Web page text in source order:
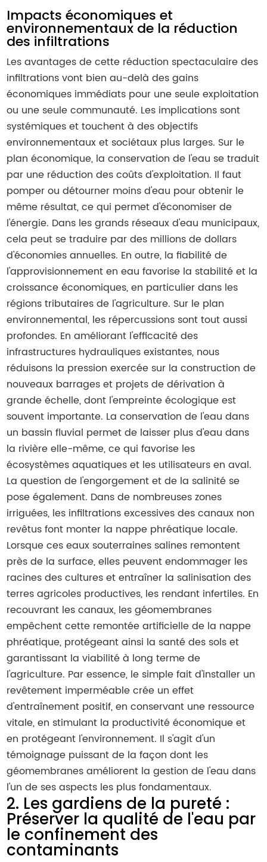
Impacts économiques et
environnementaux de la réduction
des infiltrations
Les avantages de cette réduction spectaculaire des
infiltrations vont bien au-delà des gains
économiques immédiats pour une seule exploitation
ou une seule communauté. Les implications sont
systémiques et touchent à des objectifs
environnementaux et sociétaux plus larges. Sur le
plan économique, la conservation de l'eau se traduit
par une réduction des coûts d'exploitation. Il faut
pomper ou détourner moins d'eau pour obtenir le
même résultat, ce qui permet d'économiser de
l'énergie. Dans les grands réseaux d'eau municipaux,
cela peut se traduire par des millions de dollars
d'économies annuelles. En outre, la fiabilité de
l'approvisionnement en eau favorise la stabilité et la
croissance économiques, en particulier dans les
régions tributaires de l'agriculture. Sur le plan
environnemental, les répercussions sont tout aussi
profondes. En améliorant l'efficacité des
infrastructures hydrauliques existantes, nous
réduisons la pression exercée sur la construction de
nouveaux barrages et projets de dérivation à
grande échelle, dont l'empreinte écologique est
souvent importante. La conservation de l'eau dans
un bassin fluvial permet de laisser plus d'eau dans
la rivière elle-même, ce qui favorise les
écosystèmes aquatiques et les utilisateurs en aval.
La question de l'engorgement et de la salinité se
pose également. Dans de nombreuses zones
irriguées, les infiltrations excessives des canaux non
revêtus font monter la nappe phréatique locale.
Lorsque ces eaux souterraines salines remontent
près de la surface, elles peuvent endommager les
racines des cultures et entraîner la salinisation des
terres agricoles productives, les rendant infertiles. En
recouvrant les canaux, les géomembranes
empêchent cette remontée artificielle de la nappe
phréatique, protégeant ainsi la santé des sols et
garantissant la viabilité à long terme de
l'agriculture. Par essence, le simple fait d'installer un
revêtement imperméable crée un effet
d'entraînement positif, en conservant une ressource
vitale, en stimulant la productivité économique et
en protégeant l'environnement. Il s'agit d'un
témoignage puissant de la façon dont les
géomembranes améliorent la gestion de l'eau dans
l'un de ses aspects les plus fondamentaux.
2. Les gardiens de la pureté :
Préserver la qualité de l'eau par
le confinement des
contaminants